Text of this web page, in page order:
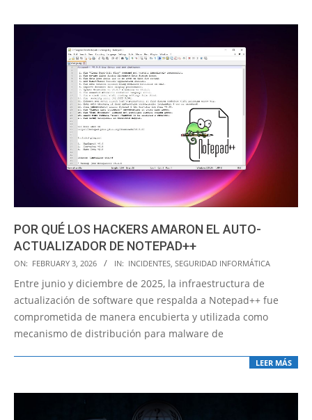
POR QUÉ LOS HACKERS AMARON EL AUTO-
ACTUALIZADOR DE NOTEPAD++
2026-
02-
03
ON: FEBRUARY 3, 2026 IN: INCIDENTES SEGURIDAD INFORMÁTICA
Entre junio y diciembre de 2025, la infraestructura de
actualización de software que respalda a Notepad++ fue
comprometida de manera encubierta y utilizada como
mecanismo de distribución para malware de
LEER MÁS